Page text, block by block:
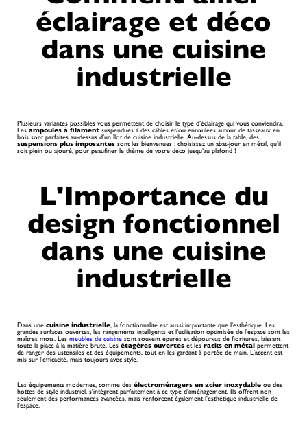
éclairage et déco
dans une cuisine
industrielle
Plusieurs variantes possibles vous permettent de choisir le type d’éclairage qui vous conviendra.
Les ampoules à filament suspendues à des câbles et/ou enroulées autour de tasseaux en
bois sont parfaites au-dessus d’un îlot de cuisine industrielle. Au-dessus de la table, des
suspensions plus imposantes sont les bienvenues : choisissez un abat-jour en métal, qu’il
soit plein ou ajouré, pour peaufiner le thème de votre déco jusqu’au plafond !
L'Importance du
design fonctionnel
dans une cuisine
industrielle
Dans une cuisine industrielle , la fonctionnalité est aussi importante que l’esthétique. Les
grandes surfaces ouvertes, les rangements intelligents et l’utilisation optimisée de l’espace sont les
maîtres mots. Les meubles de cuisine sont souvent épurés et dépourvus de fioritures, laissant
toute la place à la matière brute. Les étagères ouvertes et les racks en métal permettent
de ranger des ustensiles et des équipements, tout en les gardant à portée de main. L’accent est
mis sur l’efficacité, mais toujours avec style.
Les équipements modernes, comme des électroménagers en acier inoxydable ou des
hottes de style industriel, s'intègrent parfaitement à ce type d’aménagement. Ils offrent non
seulement des performances avancées, mais renforcent également l’esthétique industrielle de
l’espace.